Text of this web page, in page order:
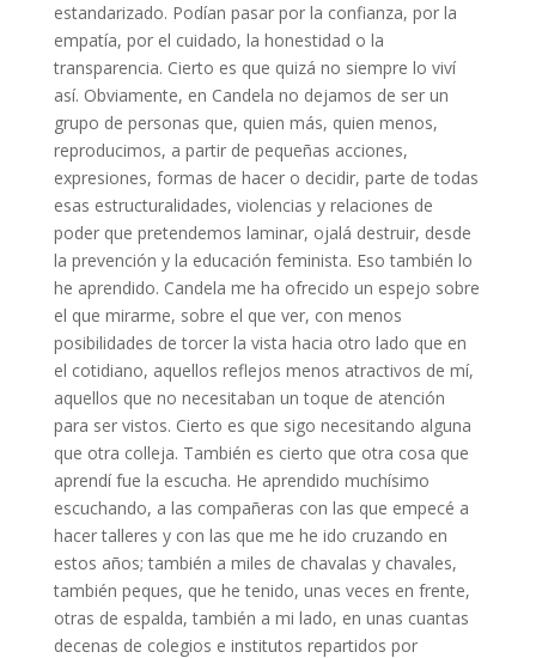
estandarizado. Podían pasar por la confianza, por la
empatía, por el cuidado, la honestidad o la
transparencia. Cierto es que quizá no siempre lo viví
así. Obviamente, en Candela no dejamos de ser un
grupo de personas que, quien más, quien menos,
reproducimos, a partir de pequeñas acciones,
expresiones, formas de hacer o decidir, parte de todas
esas estructuralidades, violencias y relaciones de
poder que pretendemos laminar, ojalá destruir, desde
la prevención y la educación feminista. Eso también lo
he aprendido. Candela me ha ofrecido un espejo sobre
el que mirarme, sobre el que ver, con menos
posibilidades de torcer la vista hacia otro lado que en
el cotidiano, aquellos reflejos menos atractivos de mí,
aquellos que no necesitaban un toque de atención
para ser vistos. Cierto es que sigo necesitando alguna
que otra colleja. También es cierto que otra cosa que
aprendí fue la escucha. He aprendido muchísimo
escuchando, a las compañeras con las que empecé a
hacer talleres y con las que me he ido cruzando en
estos años; también a miles de chavalas y chavales,
también peques, que he tenido, unas veces en frente,
otras de espalda, también a mi lado, en unas cuantas
decenas de colegios e institutos repartidos por